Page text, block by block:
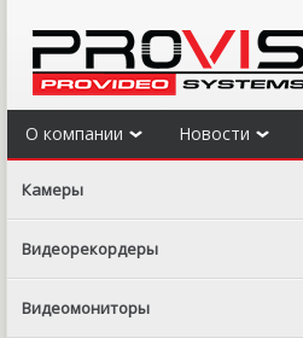
О компании Новости
Камеры
Видеорекордеры
Видеомониторы